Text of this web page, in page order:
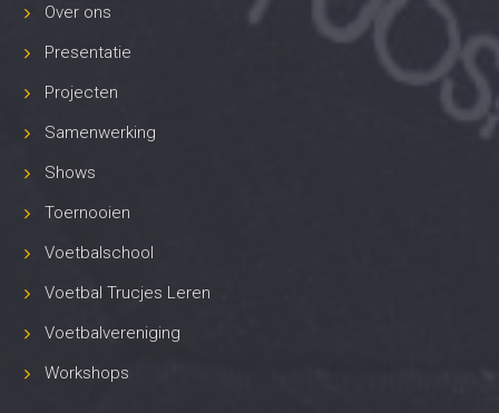
Over ons
Presentatie
Projecten
Samenwerking
Shows
Toernooien
Voetbalschool
Voetbal Trucjes Leren
Voetbalvereniging
Workshops